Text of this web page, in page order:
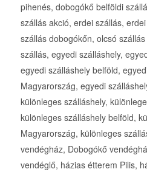
pihenés, dobogókő belföldi
szállás akció, erdei szállás,
szállás dobogókőn, olcsó
szállás, egyedi szálláshely,
egyedi szálláshely belföld,
Magyarország, egyedi
különleges szálláshely,
különleges szálláshely belföld,
Magyarország, különleges
vendégház, Dobogókő
vendéglő, házias étterem Pilis,